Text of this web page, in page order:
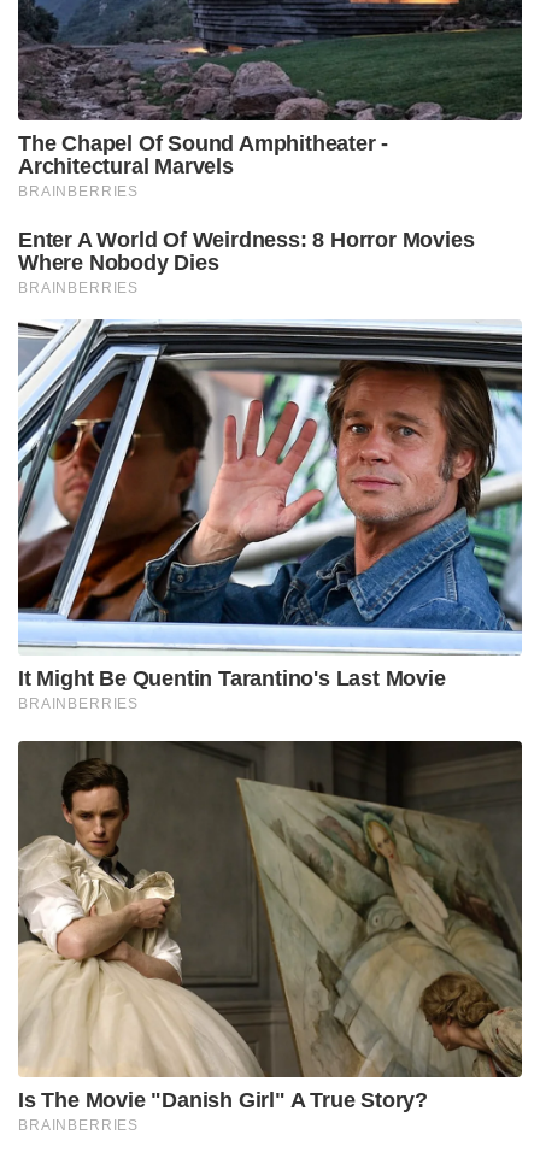
The Chapel Of Sound Amphitheater -
Architectural Marvels
BRAINBERRIES
Enter A World Of Weirdness: 8 Horror Movies
Where Nobody Dies
BRAINBERRIES
It Might Be Quentin Tarantino's Last Movie
BRAINBERRIES
Is The Movie "Danish Girl" A True Story?
BRAINBERRIES